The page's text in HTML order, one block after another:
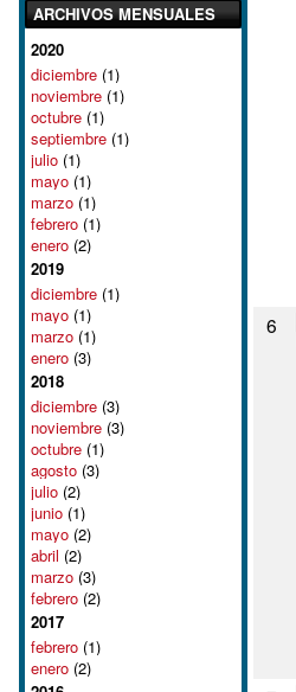
ARCHIVOS MENSUALES
2020
diciembre (1)
noviembre (1)
octubre (1)
septiembre (1)
julio (1)
mayo (1)
marzo (1)
febrero (1)
enero (2)
2019
diciembre (1)
mayo (1)
marzo (1)
enero (3)
2018
diciembre (3)
noviembre (3)
octubre (1)
agosto (3)
julio (2)
junio (1)
mayo (2)
abril (2)
marzo (3)
febrero (2)
2017
febrero (1)
enero (2)
6